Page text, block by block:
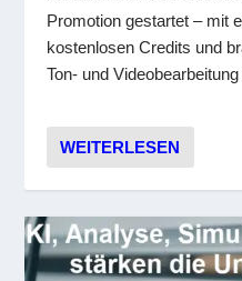
Promotion gestartet – mit
kostenlosen Credits und
Ton- und
WEITERLESEN